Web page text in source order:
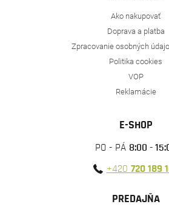
Ako nakupovať
Doprava a platba
Zpracovanie osobných
Politika cookies
VOP
Reklamácie
E-SHOP
PO - PÁ 8:00 -
+420 720 189
PREDAJŇA